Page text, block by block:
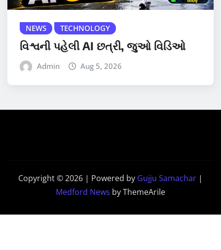
NEWS TECHNOLOGY
વિશ્વની પહેલી AI છત્રી, જુઓ વિડિઓ
Admin Aug 5, 2026
Copyright © 2026 | Powered by Gujju Samachar |
Medford News by ThemeArile